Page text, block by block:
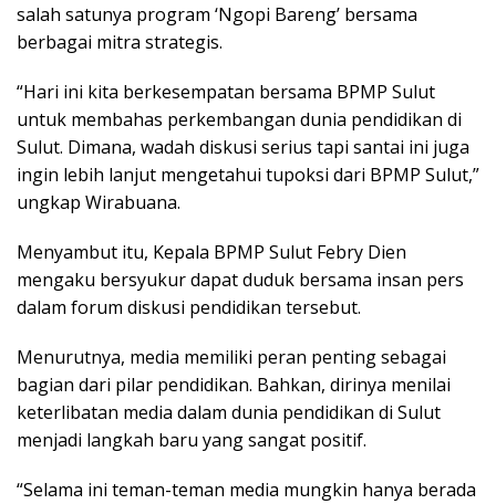
salah satunya program ‘Ngopi Bareng’ bersama
berbagai mitra strategis.
“Hari ini kita berkesempatan bersama BPMP Sulut
untuk membahas perkembangan dunia pendidikan di
Sulut. Dimana, wadah diskusi serius tapi santai ini juga
ingin lebih lanjut mengetahui tupoksi dari BPMP Sulut,”
ungkap Wirabuana.
Menyambut itu, Kepala BPMP Sulut Febry Dien
mengaku bersyukur dapat duduk bersama insan pers
dalam forum diskusi pendidikan tersebut.
Menurutnya, media memiliki peran penting sebagai
bagian dari pilar pendidikan. Bahkan, dirinya menilai
keterlibatan media dalam dunia pendidikan di Sulut
menjadi langkah baru yang sangat positif.
“Selama ini teman-teman media mungkin hanya berada